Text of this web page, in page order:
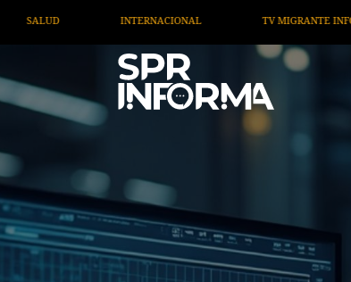
TV MIGRANTE INFORMA OPINIÓN ARTÍCULOS